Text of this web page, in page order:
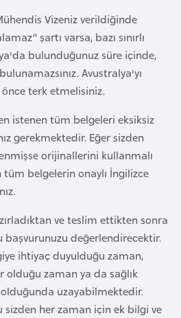
Vizeniz verildiğinde
şartı varsa, bazı sınırlı
bulunduğunuz süre içinde,
Avustralya'yı
terk etmelisiniz.
istenen tüm belgeleri eksiksiz
gerekmektedir. Eğer sizden
orijinallerini kullanmalı
tüm belgelerin onaylı İngilizce
ve teslim ettikten sonra
başvurunuzu değerlendirecektir.
ihtiyaç duyulduğu zaman,
olduğu zaman ya da sağlık
uzayabilmektedir.
sizden her zaman için ek bilgi ve